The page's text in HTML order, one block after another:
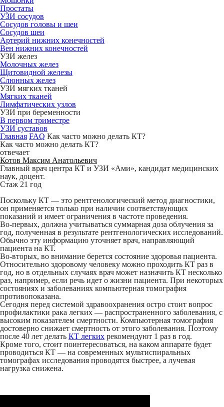
Простаты
УЗИ сосудов
Сосудов головы и шеи
Сосудов шеи
Артерий нижних конечностей
Вен нижних конечностей
УЗИ желез
Молочных желез
Щитовидной железы
Слюнных желез
УЗИ мягких тканей
Мягких тканей
Лимфатических узлов
УЗИ при беременности
В первом триместре
УЗИ суставов
Главная FAQ Как часто можно делать КТ?
Как часто можно делать КТ?
отвечает
Котов Максим Анатольевич
Главный врач центра КТ и УЗИ «Ами», кандидат медицинских
наук, доцент.
Стаж 21 год
Поскольку КТ — это рентгенологический метод диагностики,
он применяется только при наличии соответствующих
показаний и имеет ограничения в частоте проведения.
Во-первых, должна учитываться суммарная доза облучения за
год, полученная в результате рентгенологических исследований.
Обычно эту информацию уточняет врач, направляющий
пациента на КТ.
Во-вторых, во внимание берется состояние здоровья пациента.
Относительно здоровому человеку можно проходить КТ раз в
год, но в отдельных случаях врач может назначить КТ несколько
раз, например, если речь идет о жизни пациента. При некоторых
состояниях и заболеваниях компьютерная томография
противопоказана.
Сегодня перед системой здравоохранения остро стоит вопрос
профилактики рака легких — распространенного заболевания, с
высоким показателем смертности. Компьютерная томография
достоверно снижает смертность от этого заболевания. Поэтому
после 40 лет делать КТ легких рекомендуют 1 раз в год.
Кроме того, стоит поинтересоваться, на каком аппарате будет
проводиться КТ — на современных мультиспиральных
томографах исследования проводятся быстрее, а лучевая
нагрузка снижена.